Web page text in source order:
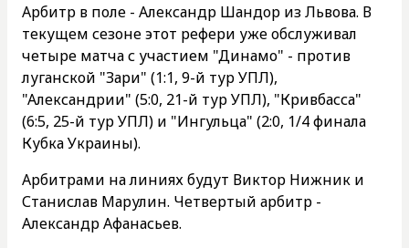
Арбитр в поле - Александр Шандор из Львова. В
текущем сезоне этот рефери уже обслуживал
четыре матча с участием "Динамо" - против
луганской "Зари" (1:1, 9-й тур УПЛ),
"Александрии" (5:0, 21-й тур УПЛ), "Кривбасса"
(6:5, 25-й тур УПЛ) и "Ингульца" (2:0, 1/4 финала
Кубка Украины).
Арбитрами на линиях будут Виктор Нижник и
Станислав Марулин. Четвертый арбитр -
Александр Афанасьев.